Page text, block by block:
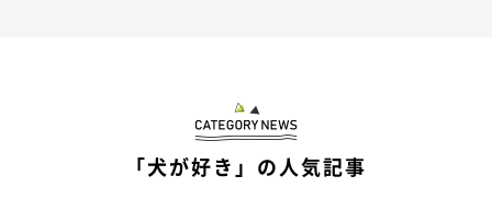
「犬が好き」の人気記事